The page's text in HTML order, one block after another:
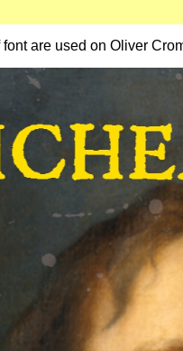
are used on Oliver